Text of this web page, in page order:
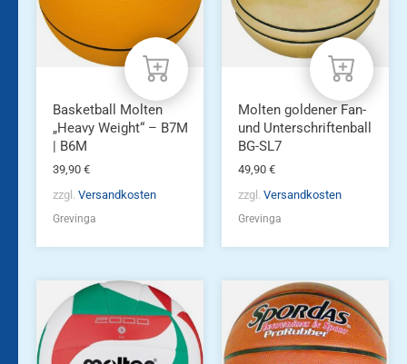
Optionen
können
Produktseite
gewählt
werden
Basketball Molten
„Heavy Weight“ – B7M
| B6M
39,90 €
zzgl. Versandkosten
Grevinga
Molten goldener Fan-
und Unterschriftenball
BG-SL7
49,90 €
zzgl. Versandkosten
Grevinga